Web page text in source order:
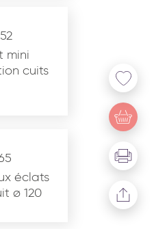
mini
cuits
éclats
ø 120